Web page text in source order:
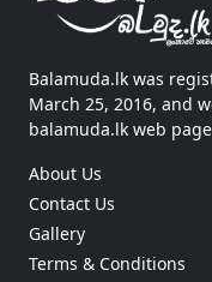
Balamuda.lk was
March 25, 2016, and
balamuda.lk web
About Us
Contact Us
Gallery
Terms & Conditions